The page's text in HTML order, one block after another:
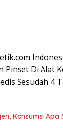
Pinset Di Alat
Sesudah 4
Konsumsi Apa